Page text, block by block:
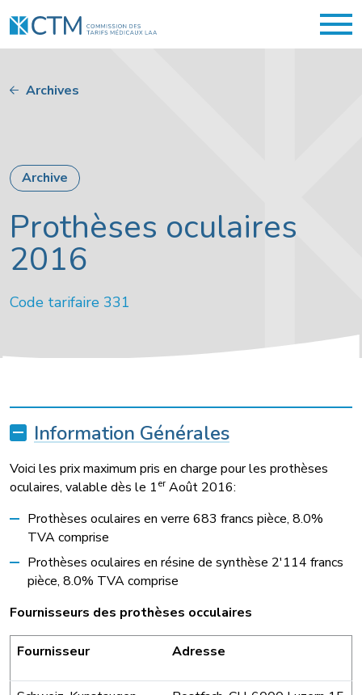
Archives
Archive
Prothèses oculaires
2016
Code tarifaire 331
Information Générales
Voici les prix maximum pris en charge pour les prothèses
oculaires, valable dès le 1erAoût 2016:
Prothèses oculaires en verre 683 francs pièce, 8.0%
TVA comprise
Prothèses oculaires en résine de synthèse 2'114 francs
pièce, 8.0% TVA comprise
Fournisseurs des prothèses occulaires
Fournisseur Adresse